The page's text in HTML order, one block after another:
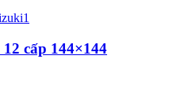
cấp 144×144